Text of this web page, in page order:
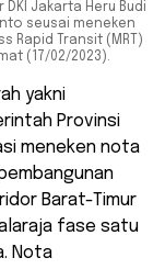
Jakarta Heru Budi
seusai meneken
Rapid Transit (MRT)
(17/02/2023).
yakni
Provinsi
meneken nota
Barat-Timur
fase satu
Nota